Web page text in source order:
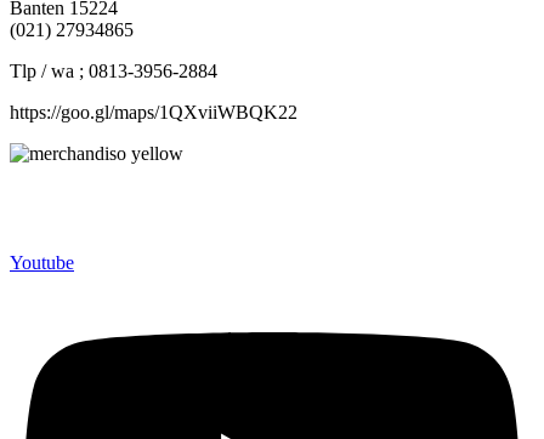
Banten 15224
(021) 27934865
Tlp / wa ; 0813-3956-2884
https://goo.gl/maps/1QXviiWBQK22
Youtube